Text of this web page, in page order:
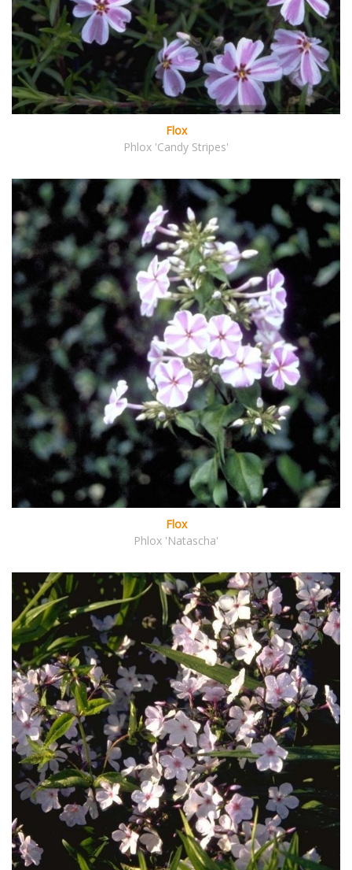
Flox
Phlox 'Candy Stripes'
Flox
Phlox 'Natascha'